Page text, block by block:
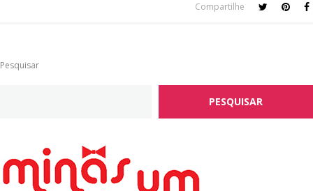
Compartilhe
Pesquisar
PESQUISAR